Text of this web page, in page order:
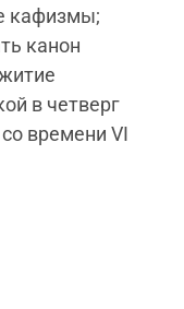
кафизмы;
канон
в четверг
времени VI